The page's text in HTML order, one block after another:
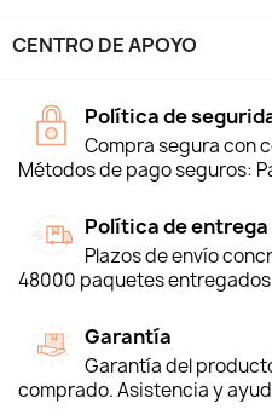
CENTRO DE APOYO
Política de
Compra segura con
Métodos de pago seguros:
Política de entrega
Plazos de envío
48000 paquetes
Garantía
Garantía del
comprado. Asistencia y